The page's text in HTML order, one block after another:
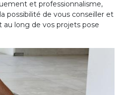
et professionnalisme,
possibilité de vous conseiller et
long de vos projets pose